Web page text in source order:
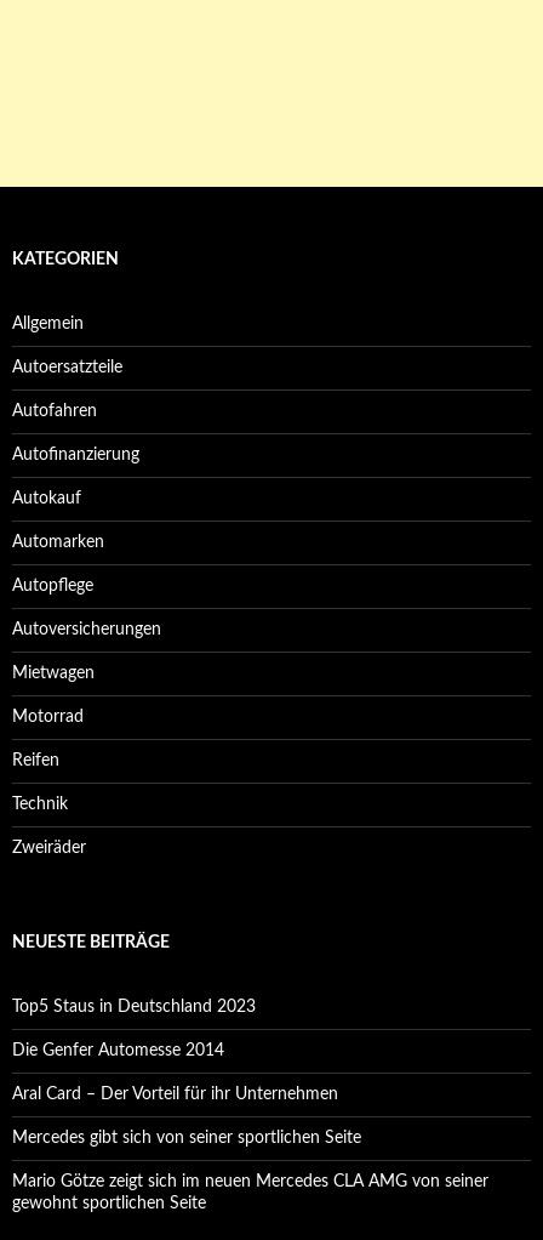
KATEGORIEN
Allgemein
Autoersatzteile
Autofahren
Autofinanzierung
Autokauf
Automarken
Autopflege
Autoversicherungen
Mietwagen
Motorrad
Reifen
Technik
Zweiräder
NEUESTE BEITRÄGE
Top5 Staus in Deutschland 2023
Die Genfer Automesse 2014
Aral Card – Der Vorteil für ihr Unternehmen
Mercedes gibt sich von seiner sportlichen Seite
Mario Götze zeigt sich im neuen Mercedes CLA AMG von seiner
gewohnt sportlichen Seite